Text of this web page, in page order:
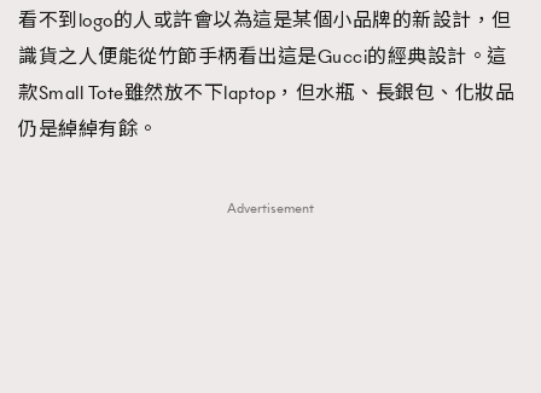
看不到logo的人或許會以為這是某個小品牌的新設計，但
識貨之人便能從竹節手柄看出這是Gucci的經典設計。這
款Small Tote雖然放不下laptop，但水瓶、長銀包、化妝品
仍是綽綽有餘。
Advertisement